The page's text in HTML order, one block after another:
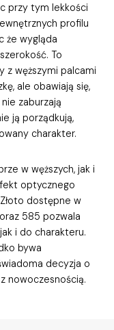
przy tym lekkości
profilu
że wygląda
To
z węższymi palcami
ale obawiają się,
zaburzają
ją porządkują,
charakter.
w węższych, jak i
optycznego
dostępne w
585 pozwala
i do charakteru.
bywa
decyzja o
nowoczesnością.